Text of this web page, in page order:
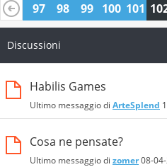
96 97 98 99 100 101
Discussioni
Habilis Games
Ultimo messaggio di ArteSplend
Cosa ne pensate?
Ultimo messaggio di zomer08-